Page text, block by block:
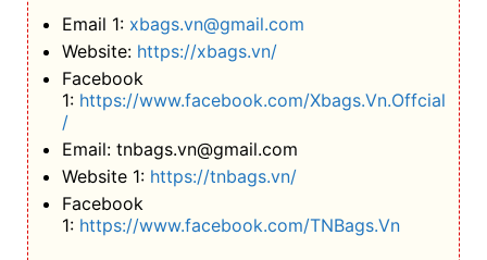
Email 1: xbags.vn@gmail.com
Website: https://xbags.vn/
Facebook
1: https://www.facebook.com/Xbags.Vn.Offcial
/
Email: tnbags.vn@gmail.com
Website 1: https://tnbags.vn/
Facebook
1: https://www.facebook.com/TNBags.Vn